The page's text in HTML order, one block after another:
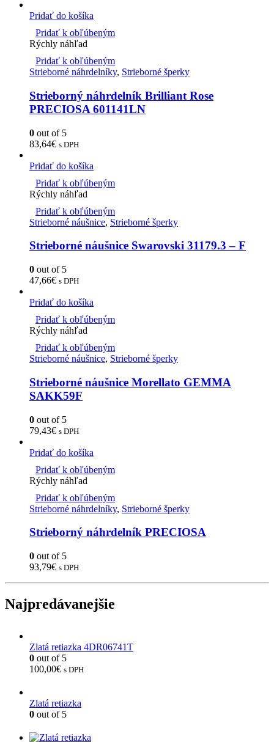
Pridať do košíka
Pridať k obľúbeným
Rýchly náhľad
Pridať k obľúbeným
Strieborné náhrdelníky, Strieborné šperky
Strieborný náhrdelník Brilliant Rose
PRECIOSA 601141LN
0 out of 5
83,64€ s DPH
Pridať do košíka
Pridať k obľúbeným
Rýchly náhľad
Pridať k obľúbeným
Strieborné náušnice, Strieborné šperky
Strieborné náušnice Swarovski 31179.3 – F
0 out of 5
47,66€ s DPH
Pridať do košíka
Pridať k obľúbeným
Rýchly náhľad
Pridať k obľúbeným
Strieborné náušnice, Strieborné šperky
Strieborné náušnice Morellato GEMMA
SAKK59F
0 out of 5
79,43€ s DPH
Pridať do košíka
Pridať k obľúbeným
Rýchly náhľad
Pridať k obľúbeným
Strieborné náhrdelníky, Strieborné šperky
Strieborný náhrdelník PRECIOSA
0 out of 5
93,79€ s DPH
Najpredávanejšie
Zlatá retiazka 4DR06741T
0 out of 5
100,00€ s DPH
Zlatá retiazka
0 out of 5